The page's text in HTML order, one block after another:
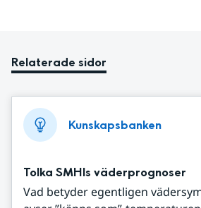
Relaterade sidor
Kunskapsbanken
Tolka SMHIs väderprognoser
Vad betyder egentligen